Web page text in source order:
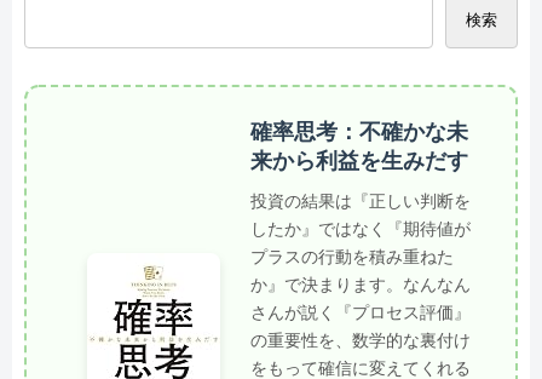
検索
確率思考：不確かな未
来から利益を生みだす
投資の結果は『正しい判断を
したか』ではなく『期待値が
プラスの行動を積み重ねた
か』で決まります。なんなん
さんが説く『プロセス評価』
の重要性を、数学的な裏付け
をもって確信に変えてくれる